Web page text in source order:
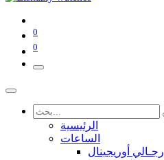
0
0
الرئيسية
الساعات
رجـالي أوريجينال